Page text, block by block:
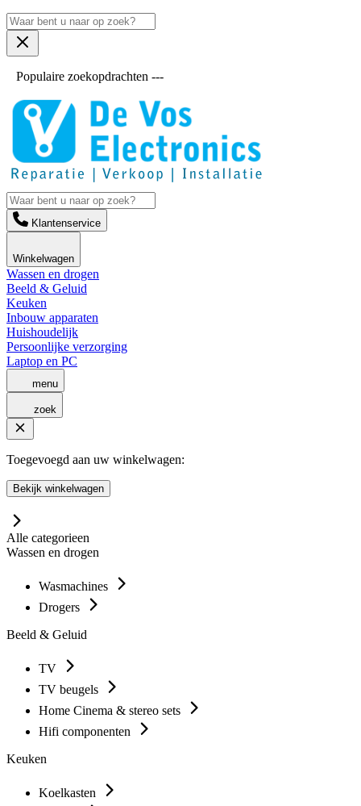
Populaire zoekopdrachten ---
Klantenservice
Winkelwagen
Wassen en drogen
Beeld & Geluid
Keuken
Inbouw apparaten
Huishoudelijk
Persoonlijke verzorging
Laptop en PC
menu
zoek
Toegevoegd aan uw winkelwagen:
Bekijk winkelwagen
Alle categorieen
Wassen en drogen
Wasmachines
Drogers
Beeld & Geluid
TV
TV beugels
Home Cinema & stereo sets
Hifi componenten
Keuken
Koelkasten